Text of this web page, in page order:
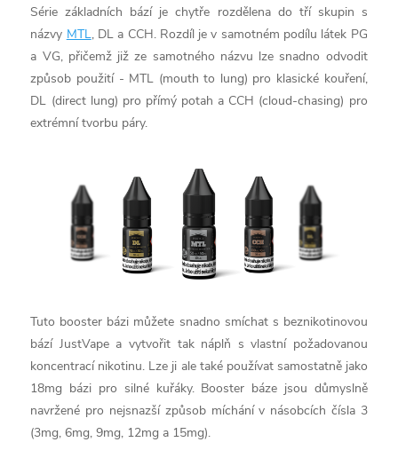
Série základních bází je chytře rozdělena do tří skupin s
názvy MTL, DL a CCH. Rozdíl je v samotném podílu látek PG
a VG, přičemž již ze samotného názvu lze snadno odvodit
způsob použití - MTL (mouth to lung) pro klasické kouření,
DL (direct lung) pro přímý potah a CCH (cloud-chasing) pro
extrémní tvorbu páry.
Tuto booster bázi můžete snadno smíchat s beznikotinovou
bází JustVape a vytvořit tak náplň s vlastní požadovanou
koncentrací nikotinu. Lze ji ale také používat samostatně jako
18mg bázi pro silné kuřáky. Booster báze jsou důmyslně
navržené pro nejsnazší způsob míchání v násobcích čísla 3
(3mg, 6mg, 9mg, 12mg a 15mg).